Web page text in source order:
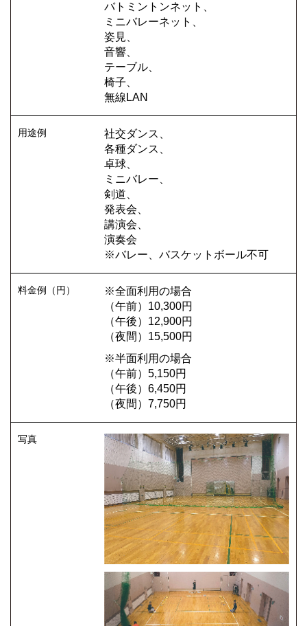
バトミントンネット、
ミニバレーネット、
姿見、
音響、
テーブル、
椅子、
無線LAN
社交ダンス、
各種ダンス、
卓球、
ミニバレー、
剣道、
発表会、
講演会、
演奏会
※バレー、バスケットボール不可
※全面利用の場合
（午前）10,300円
（午後）12,900円
（夜間）15,500円
※半面利用の場合
（午前）5,150円
（午後）6,450円
（夜間）7,750円